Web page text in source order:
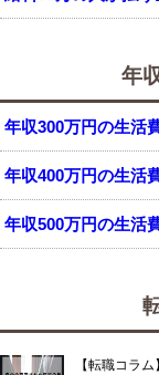
年
年収300万円の生活
年収400万円の生活
年収500万円の生活
【転職コラ